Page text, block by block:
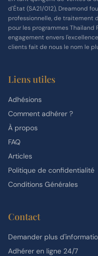
d'État (SA21/012), Dreamond
professionnelle, de traitement
pour les programmes Thailand
engagement envers
clients fait de nous le nom le
Liens utiles
Adhésions
Comment adhérer ?
À propos
FAQ
Articles
Politique de confidentialité
Conditions Générales
Contact
Demander plus
Adhérer en ligne 24/7